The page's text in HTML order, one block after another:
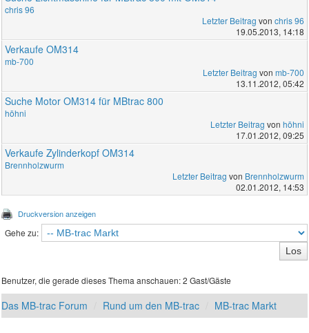
chris 96
Letzter Beitrag von chris 96
19.05.2013, 14:18
Verkaufe OM314
mb-700
Letzter Beitrag von mb-700
13.11.2012, 05:42
Suche Motor OM314 für MBtrac 800
höhni
Letzter Beitrag von höhni
17.01.2012, 09:25
Verkaufe Zylinderkopf OM314
Brennholzwurm
Letzter Beitrag von Brennholzwurm
02.01.2012, 14:53
Druckversion anzeigen
Gehe zu:
Benutzer, die gerade dieses Thema anschauen: 2 Gast/Gäste
Das MB-trac Forum Rund um den MB-trac MB-trac Markt